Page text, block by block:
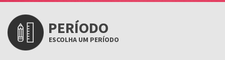
PERÍODO
ESCOLHA UM PERÍODO